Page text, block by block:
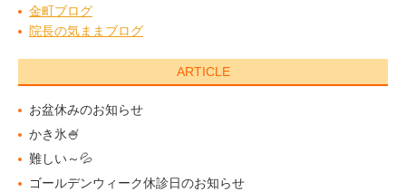
金町ブログ
院長の気ままブログ
ARTICLE
お盆休みのお知らせ
かき氷🍧
難しい～💦
ゴールデンウィーク休診日のお知らせ